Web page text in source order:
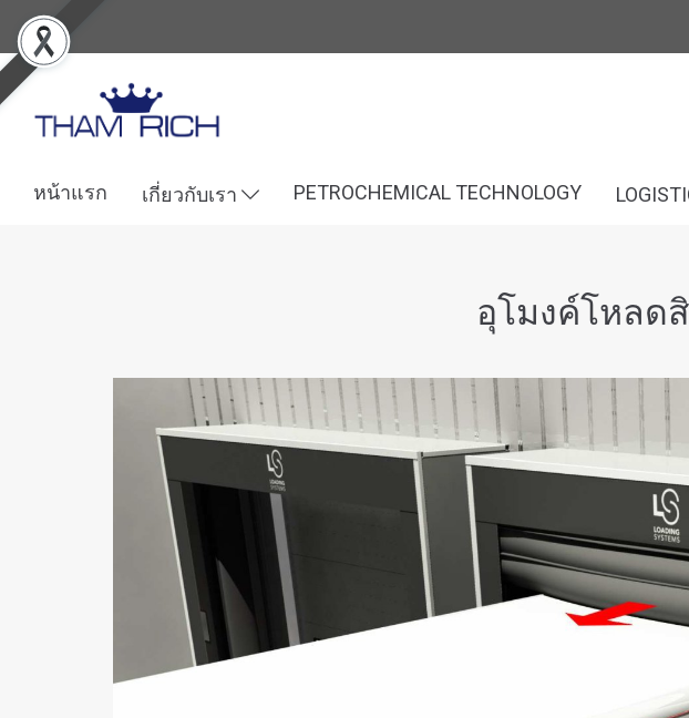
หน้าแรก เกี่ยวกับเรา PETROCHEMICAL TECHNOLOGY
อุโมงค์โหลด